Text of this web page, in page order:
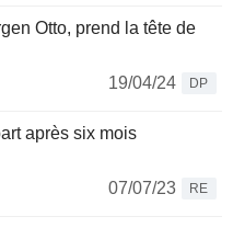
Otto, prend la tête de
19/04/24
DP
après six mois
07/07/23
RE